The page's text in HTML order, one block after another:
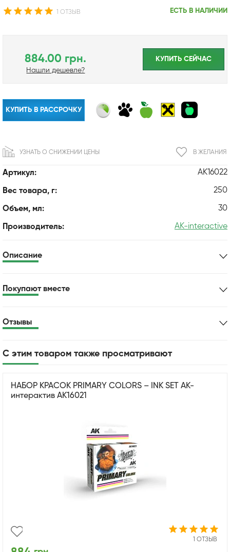
1 ОТЗЫВ ЕСТЬ В НАЛИЧИИ
Артикул: AK16022
Вес товара, г: 250
Объем, мл: 30
Производитель: AK-interactive
884.00 грн.
Нашли дешевле?
КУПИТЬ CЕЙЧАС
КУПИТЬ В РАССРОЧКУ
В ЖЕЛАНИЯ
УЗНАТЬ О СНИЖЕНИИ ЦЕНЫ
Описание
Покупают вместе
Отзывы
С этим товаром также просматривают
НАБОР КРАСОК PRIMARY COLORS – INK SET АК-
интерактив AK16021
1 ОТЗЫВ